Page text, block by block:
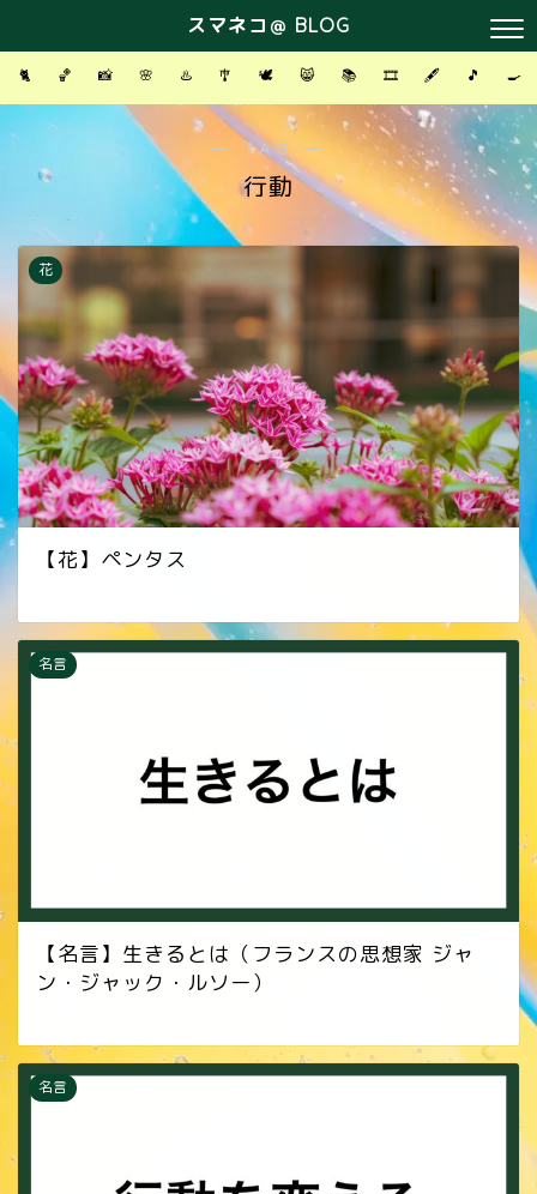
スマネコ＠ BLOG
🐈 🏀 📸 🌸 ♨️ 🎐 🕊 😸 📚 🎞 🖋 🎵 🍳
― TAG ―
行動
花
【花】ペンタス
名言
【名言】生きるとは（フランスの思想家 ジャ
ン・ジャック・ルソー）
名言